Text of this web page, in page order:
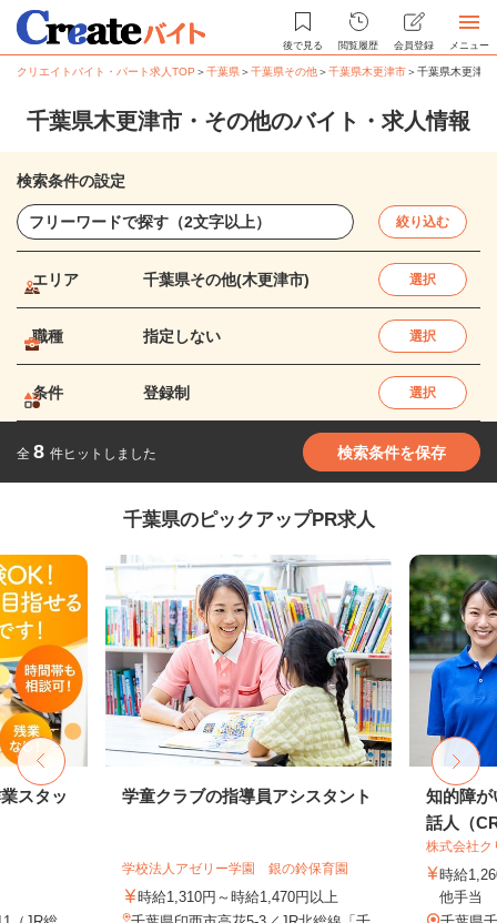
後で見る 閲覧履歴 会員登録 メニュー
クリエイトバイト・パート求人TOP ＞千葉県＞千葉県その他＞千葉県木更津市＞千葉県木更津
千葉県木更津市・その他のバイト・求人情報
検索条件の設定
絞り込む
エリア 千葉県その他(木更津市) 選択
職種 指定しない 選択
条件 登録制 選択
全 8 件ヒットしました 検索条件を保存
千葉県のピックアップPR求人
スタッ 学童クラブの指導員アシスタント
学校法人アゼリー学園 銀の鈴保育園
時給1,310円～時給1,470円以上
知的障が
話人（
株式会社ク
時給
他手当